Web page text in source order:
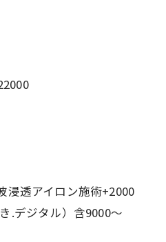
透アイロン施術+2000
.デジタル）含9000〜